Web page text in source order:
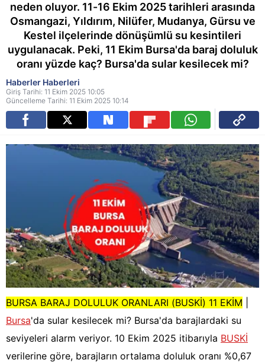
neden oluyor. 11-16 Ekim 2025 tarihleri arasında
Osmangazi, Yıldırım, Nilüfer, Mudanya, Gürsu ve
Kestel ilçelerinde dönüşümlü su kesintileri
uygulanacak. Peki, 11 Ekim Bursa'da baraj doluluk
oranı yüzde kaç? Bursa'da sular kesilecek mi?
Haberler Haberleri
Giriş Tarihi: 11 Ekim 2025 10:05
Güncelleme Tarihi: 11 Ekim 2025 10:14
BURSA BARAJ DOLULUK ORANLARI (BUSKİ) 11 EKİM
Bursa'da sular kesilecek mi? Bursa'da barajlardaki su
seviyeleri alarm veriyor. 10 Ekim 2025 itibarıyla BUSKİ
verilerine göre, barajların ortalama doluluk oranı %0,67